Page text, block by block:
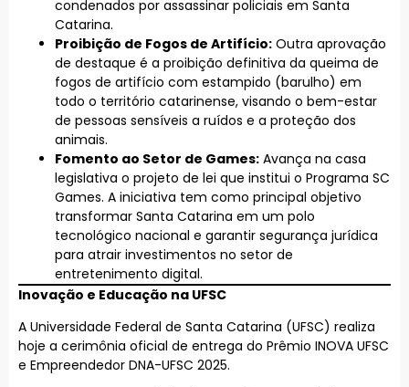
condenados por assassinar policiais em Santa
Catarina.
Proibição de Fogos de Artifício: Outra aprovação
de destaque é a proibição definitiva da queima de
fogos de artifício com estampido (barulho) em
todo o território catarinense, visando o bem-estar
de pessoas sensíveis a ruídos e a proteção dos
animais.
Fomento ao Setor de Games: Avança na casa
legislativa o projeto de lei que institui o Programa SC
Games. A iniciativa tem como principal objetivo
transformar Santa Catarina em um polo
tecnológico nacional e garantir segurança jurídica
para atrair investimentos no setor de
entretenimento digital.
Inovação e Educação na UFSC
A Universidade Federal de Santa Catarina (UFSC) realiza
hoje a cerimônia oficial de entrega do Prêmio INOVA UFSC
e Empreendedor DNA-UFSC 2025.